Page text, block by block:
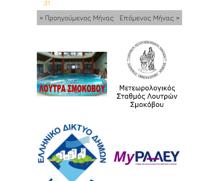
31
« Προηγούμενος Μήνας
Επόμενος Μήνας »